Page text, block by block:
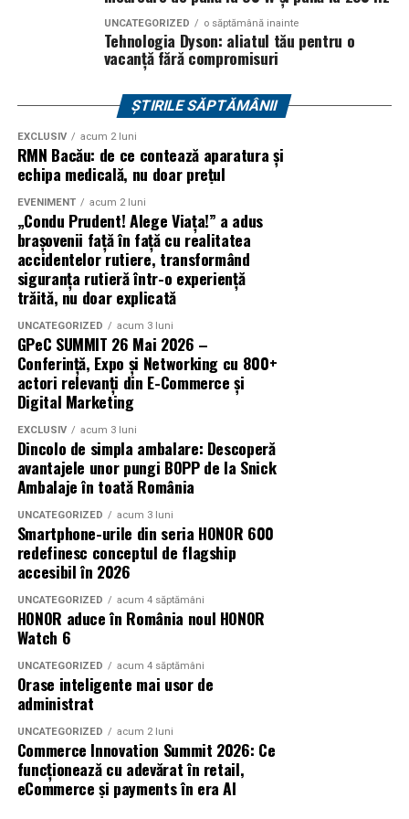
lista produsele și serviciile fără taxe de publicare și poți
comunica direct cu potențialii clienți. În plus, sistemul
de plată securizat și mecanismul de evaluare contribuie
la construirea unui mediu bazat pe încredere și
transparență.
Un profil bun lucrează pentru tine
online. Este un instrument care poate atrage clienți
chiar și atunci când nu investești permanent în reclame.
Cu informații clare, imagini de calitate și o prezentare
profesionistă, transformi o simplă pagină de prezentare
într-un argument convingător pentru orice potențial
client.
UNCATEGORIZED o săptămână inainte
Tehnologia Dyson: aliatul tău pentru o
vacanță fără compromisuri
ȘTIRILE SĂPTĂMÂNII
EXCLUSIV acum 2 luni
RMN Bacău: de ce contează aparatura și
echipa medicală, nu doar prețul
EVENIMENT acum 2 luni
„Condu Prudent! Alege Viața!” a adus
brașovenii față în față cu realitatea
accidentelor rutiere, transformând
siguranța rutieră într-o experiență
trăită, nu doar explicată
UNCATEGORIZED acum 3 luni
GPeC SUMMIT 26 Mai 2026 –
Conferință, Expo și Networking cu 800+
actori relevanți din E-Commerce și
Digital Marketing
EXCLUSIV acum 3 luni
Dincolo de simpla ambalare: Descoperă
avantajele unor pungi BOPP de la Snick
Ambalaje în toată România
UNCATEGORIZED acum 3 luni
Smartphone-urile din seria HONOR 600
redefinesc conceptul de flagship
accesibil în 2026
UNCATEGORIZED acum 4 săptămâni
HONOR aduce în România noul HONOR
Watch 6
UNCATEGORIZED acum 4 săptămâni
Orase inteligente mai usor de
administrat
UNCATEGORIZED acum 2 luni
Commerce Innovation Summit 2026: Ce
funcționează cu adevărat în retail,
eCommerce și payments în era AI